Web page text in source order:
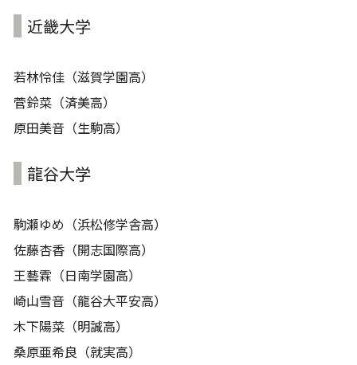
近畿大学
若林怜佳（滋賀学園高）
菅鈴菜（済美高）
原田美音（生駒高）
龍谷大学
駒瀬ゆめ（浜松修学舎高）
佐藤杏香（開志国際高）
王藝霖（日南学園高）
崎山雪音（龍谷大平安高）
木下陽菜（明誠高）
桑原亜希良（就実高）